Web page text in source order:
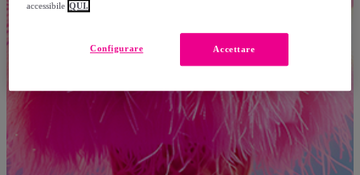
accessibile QUI.
Accettare
Configurare